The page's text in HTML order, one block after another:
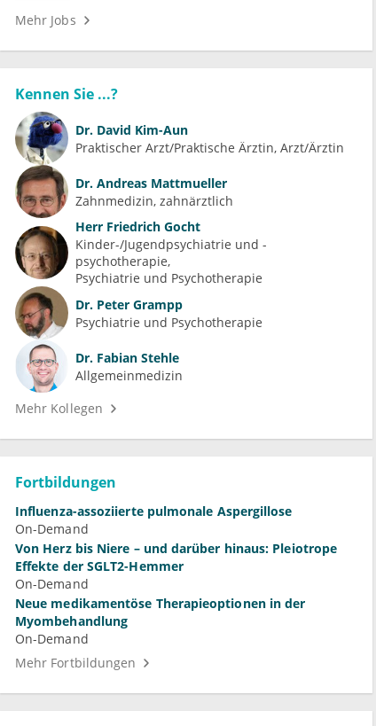
Mehr Jobs
Kennen Sie ...?
Dr. David Kim-Aun
Praktischer Arzt/Praktische Ärztin, Arzt/Ärztin
Dr. Andreas Mattmueller
Zahnmedizin, zahnärztlich
Herr Friedrich Gocht
Kinder-/Jugendpsychiatrie und -
psychotherapie
Psychiatrie und Psychotherapie
Dr. Peter Grampp
Psychiatrie und Psychotherapie
Dr. Fabian Stehle
Allgemeinmedizin
Mehr Kollegen
Fortbildungen
Influenza-assoziierte pulmonale Aspergillose
On-Demand
Von Herz bis Niere – und darüber hinaus: Pleiotrope
Effekte der SGLT2-Hemmer
On-Demand
Neue medikamentöse Therapieoptionen in der
Myombehandlung
On-Demand
Mehr Fortbildungen